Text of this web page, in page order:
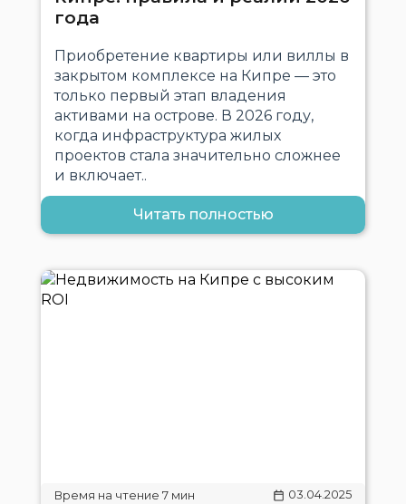
года
Приобретение квартиры или виллы в
закрытом комплексе на Кипре — это
только первый этап владения
активами на острове. В 2026 году,
когда инфраструктура жилых
проектов стала значительно сложнее
и включает..
Читать полностью
03.04.2025